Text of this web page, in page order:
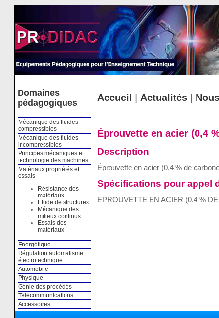
Domaines
pédagogiques
Mécanique des fluides
compressibles
Mécanique des fluides
incompressibles
Principes mécaniques et
technologie des machines
Matériaux propriétés et
essais
Résistance des
matériaux
Etude de structures
Mécanique des
milieux continus
Essais des
matériaux
Energétique
Régulation automatisme
électrotechnique
Automobile
Physique
Génie des procédés
Télécommunications
Accessoires
Accueil Actualités|
Éprouvette en acier (0,4
Description
Éprouvette en acier (0,4 % de
Spécifications pour appel
ÉPROUVETTE EN ACIER (0,4 %
Cookies management panel